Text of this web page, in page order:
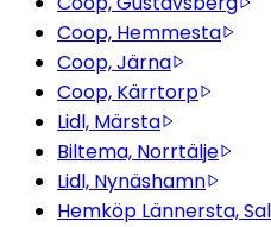
Coop, Hemmesta
Coop, Järna
Coop, Kärrtorp
Lidl, Märsta
Biltema, Norrtälje
Lidl, Nynäshamn
Hemköp Lännersta,